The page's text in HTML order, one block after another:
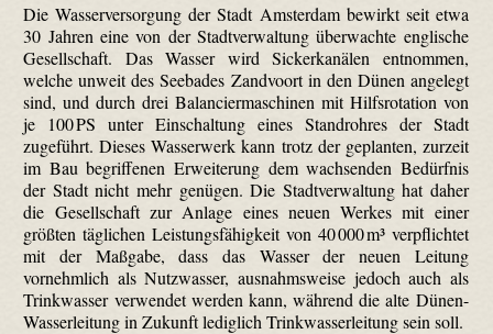
Die Wasserversorgung der Stadt Amsterdam bewirkt seit etwa
30 Jahren eine von der Stadtverwaltung überwachte englische
Gesellschaft. Das Wasser wird Sicker­kanälen entnommen,
welche unweit des Seebades Zandvoort in den Dünen angelegt
sind, und durch drei Balancier­maschinen mit Hilfsrotation von
je 100 PS unter Einschaltung eines Standrohres der Stadt
zugeführt. Dieses Wasserwerk kann trotz der geplanten, zurzeit
im Bau begriffenen Erweiterung dem wachsenden Bedürfnis
der Stadt nicht mehr genügen. Die Stadtverwaltung hat daher
die Gesellschaft zur Anlage eines neuen Werkes mit einer
größten täglichen Leistungsfähigkeit von 40 000 m³ verpflichtet
mit der Maßgabe, dass das Wasser der neuen Leitung
vornehmlich als Nutzwasser, ausnahmsweise jedoch auch als
Trinkwasser verwendet werden kann, während die alte Dünen-
Wasserleitung in Zukunft lediglich Trinkwasserleitung sein soll.